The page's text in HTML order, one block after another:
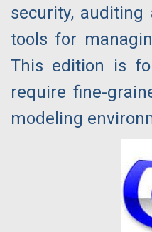
security,
tools for
This edition is
require fine-
modeling